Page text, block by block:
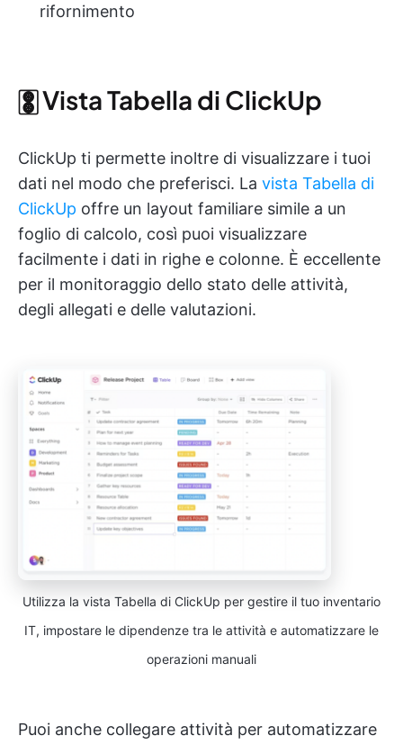
rifornimento
🀚 Vista Tabella di ClickUp
ClickUp ti permette inoltre di visualizzare i tuoi
dati nel modo che preferisci. La vista Tabella di
ClickUp offre un layout familiare simile a un
foglio di calcolo, così puoi visualizzare
facilmente i dati in righe e colonne. È eccellente
per il monitoraggio dello stato delle attività,
degli allegati e delle valutazioni.
Utilizza la vista Tabella di ClickUp per gestire il tuo inventario
IT, impostare le dipendenze tra le attività e automatizzare le
operazioni manuali
Puoi anche collegare attività per automatizzare